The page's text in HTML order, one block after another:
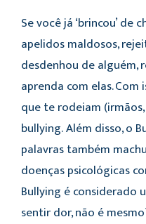
Se você já ‘brincou’ de
apelidos maldosos,
desdenhou de alguém,
aprenda com elas. Com
que te rodeiam
bullying. Além disso, o
palavras também
doenças psicológicas
Bullying é considerado
sentir dor, não é